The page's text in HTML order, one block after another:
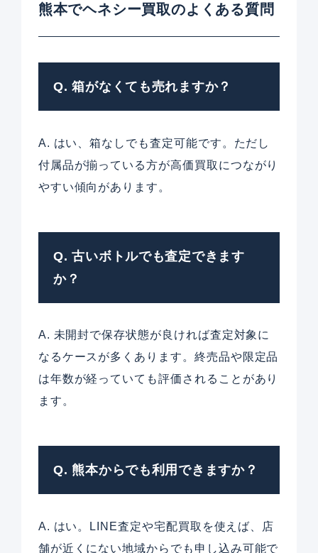
熊本でヘネシー買取のよくある質問
Q. 箱がなくても売れますか？
A. はい、箱なしでも査定可能です。ただし
付属品が揃っている方が高価買取につながり
やすい傾向があります。
Q. 古いボトルでも査定できます
か？
A. 未開封で保存状態が良ければ査定対象に
なるケースが多くあります。終売品や限定品
は年数が経っていても評価されることがあり
ます。
Q. 熊本からでも利用できますか？
A. はい。LINE査定や宅配買取を使えば、店
舗が近くにない地域からでも申し込み可能で